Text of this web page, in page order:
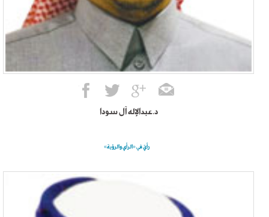
د.عبدالإله آل سودا
رأيٌ في «الرأي والرؤية»